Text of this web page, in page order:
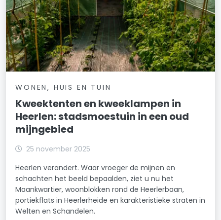
WONEN, HUIS EN TUIN
Kweektenten en kweeklampen in
Heerlen: stadsmoestuin in een oud
mijngebied
25 november 2025
Heerlen verandert. Waar vroeger de mijnen en
schachten het beeld bepaalden, ziet u nu het
Maankwartier, woonblokken rond de Heerlerbaan,
portiekflats in Heerlerheide en karakteristieke straten in
Welten en Schandelen.